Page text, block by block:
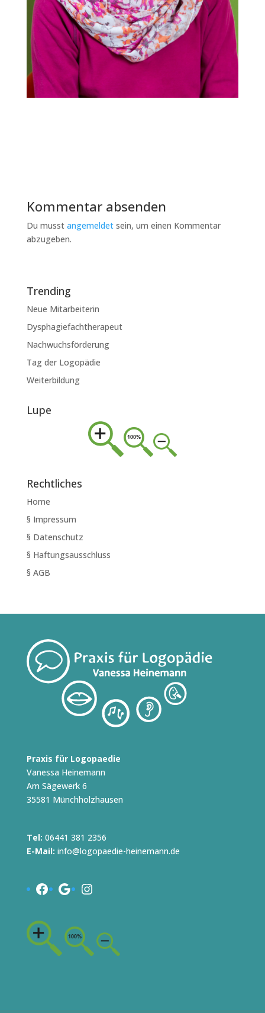
Kommentar absenden
Du musst angemeldetsein, um einen Kommentar
abzugeben.
Trending
Neue Mitarbeiterin
Dysphagiefachtherapeut
Nachwuchsförderung
Tag der Logopädie
Weiterbildung
Lupe
Rechtliches
Home
§ Impressum
§ Datenschutz
§ Haftungsausschluss
§ AGB
Praxis für Logopaedie
Vanessa Heinemann
Am Sägewerk 6
35581 Münchholzhausen
Tel: 06441 381 2356
E-Mail: info@logopaedie-heinemann.de
Facebook
GoogleInstagram